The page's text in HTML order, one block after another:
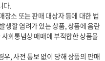
다.
생할 염려가 있는 상품, 상품에 음란
회통념상 매매에 부적합한 상품을